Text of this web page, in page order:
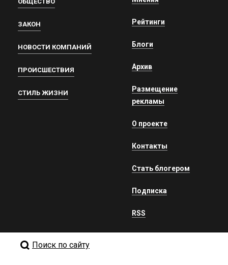
ЗАКОН
НОВОСТИ КОМПАНИЙ
ПРОИСШЕСТВИЯ
СТИЛЬ ЖИЗНИ
Рейтинги
Блоги
Архив
Размещение
рекламы
О проекте
Контакты
Стать блогером
Подписка
RSS
Поиск по сайту